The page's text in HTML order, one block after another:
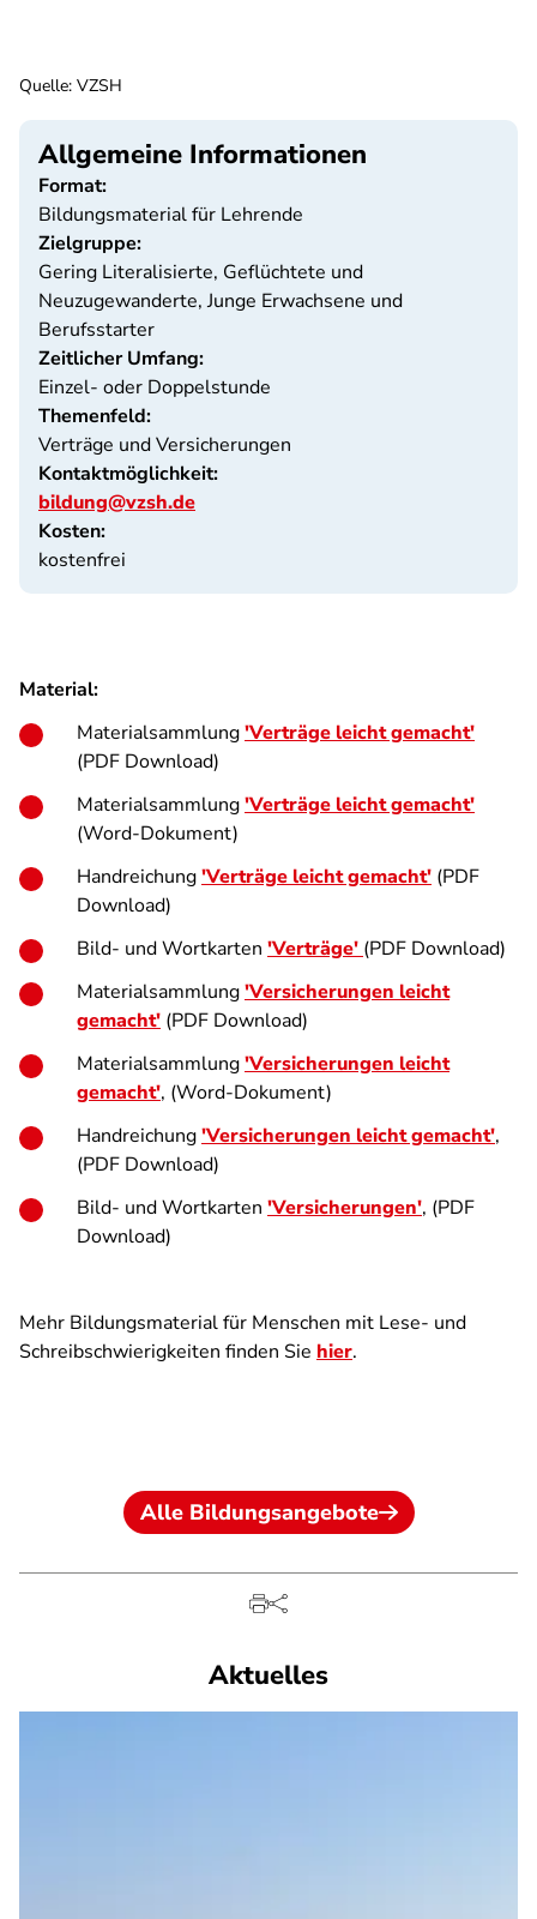
Quelle: VZSH
Allgemeine Informationen
Format:
Bildungsmaterial für Lehrende
Zielgruppe:
Gering Literalisierte, Geflüchtete und
Neuzugewanderte, Junge Erwachsene und
Berufsstarter
Zeitlicher Umfang:
Einzel- oder Doppelstunde
Themenfeld:
Verträge und Versicherungen
Kontaktmöglichkeit:
bildung@vzsh.de
Kosten:
kostenfrei
Material:
Materialsammlung'Verträge leicht gemacht'
(PDF Download)
Materialsammlung'Verträge leicht gemacht'
(Word-Dokument)
Handreichung'Verträge leicht gemacht' (PDF
Download)
Bild- und Wortkarten 'Verträge' (PDF Download)
Materialsammlung'Versicherungen leicht
gemacht' (PDF Download)
Materialsammlung'Versicherungen leicht
gemacht', (Word-Dokument)
Handreichung'Versicherungen leicht gemacht',
(PDF Download)
Bild- und Wortkarten 'Versicherungen', (PDF
Download)
Mehr Bildungsmaterial für Menschen mit Lese- und
Schreibschwierigkeiten finden Sie hier.
Alle Bildungsangebote
Aktuelles